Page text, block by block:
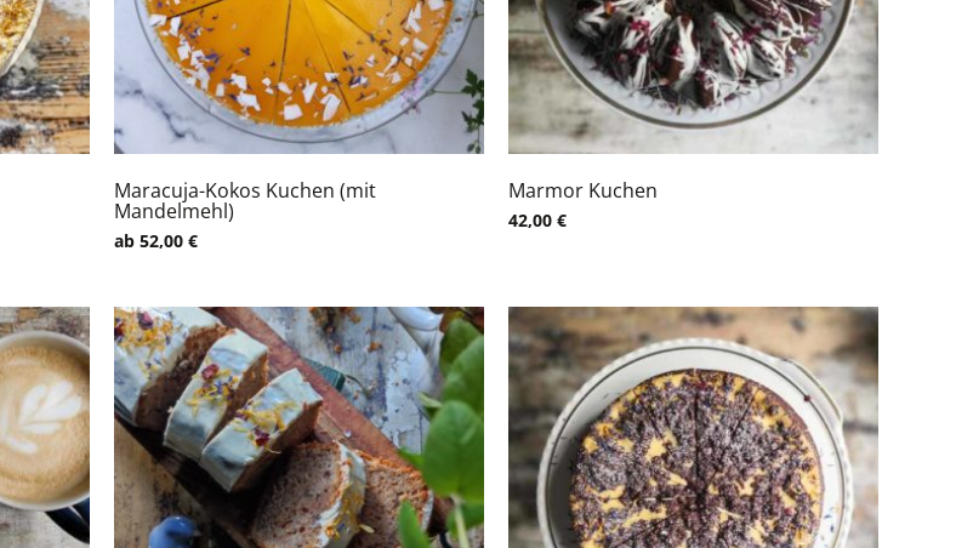
Maracuja-Kokos Kuchen (mit
Mandelmehl)
ab 52,00 €
Marmor Kuchen
42,00 €